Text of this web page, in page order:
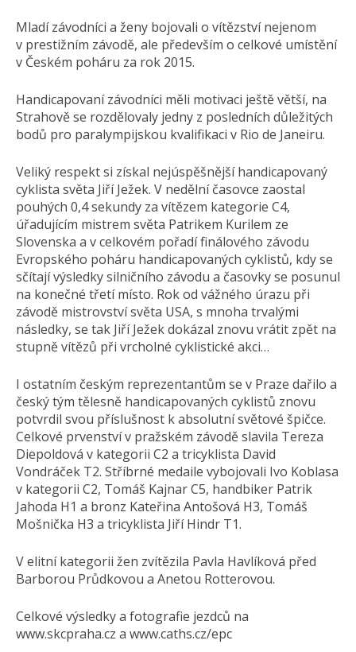
Mladí závodníci a ženy bojovali o vítězství nejenom
v prestižním závodě, ale především o celkové umístění
v Českém poháru za rok 2015.
Handicapovaní závodníci měli motivaci ještě větší, na
Strahově se rozdělovaly jedny z posledních důležitých
bodů pro paralympijskou kvalifikaci v Rio de Janeiru.
Veliký respekt si získal nejúspěšnější handicapovaný
cyklista světa Jiří Ježek. V nedělní časovce zaostal
pouhých 0,4 sekundy za vítězem kategorie C4,
úřadujícím mistrem světa Patrikem Kurilem ze
Slovenska a v celkovém pořadí finálového závodu
Evropského poháru handicapovaných cyklistů, kdy se
sčítají výsledky silničního závodu a časovky se posunul
na konečné třetí místo. Rok od vážného úrazu při
závodě mistrovství světa USA, s mnoha trvalými
následky, se tak Jiří Ježek dokázal znovu vrátit zpět na
stupně vítězů při vrcholné cyklistické akci…
I ostatním českým reprezentantům se v Praze dařilo a
český tým tělesně handicapovaných cyklistů znovu
potvrdil svou příslušnost k absolutní světové špičce.
Celkové prvenství v pražském závodě slavila Tereza
Diepoldová v kategorii C2 a tricyklista David
Vondráček T2. Stříbrné medaile vybojovali Ivo Koblasa
v kategorii C2, Tomáš Kajnar C5, handbiker Patrik
Jahoda H1 a bronz Kateřina Antošová H3, Tomáš
Mošnička H3 a tricyklista Jiří Hindr T1.
V elitní kategorii žen zvítězila Pavla Havlíková před
Barborou Průdkovou a Anetou Rotterovou.
Celkové výsledky a fotografie jezdců na
www.skcpraha.cz a www.caths.cz/epc